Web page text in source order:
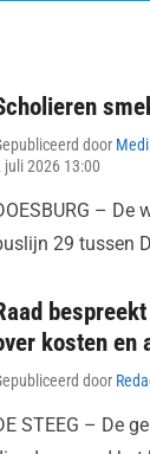
door
juli 2026 13:00
– De
29 tussen
kosten en
door
STEEG – De